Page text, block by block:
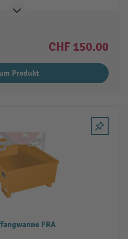
CHF 150.00
Produkt
FRA